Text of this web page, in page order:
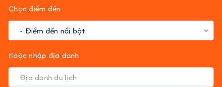
Chọn điểm đến
Hoặc nhập địa danh